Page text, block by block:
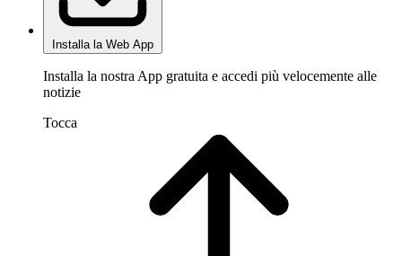
Installa la Web App
Installa la nostra App gratuita e accedi più velocemente alle
notizie
Tocca